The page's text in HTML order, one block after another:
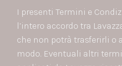
I presenti Termini e
l’intero accordo tra
che non potrà trasferirli o
modo. Eventuali altri